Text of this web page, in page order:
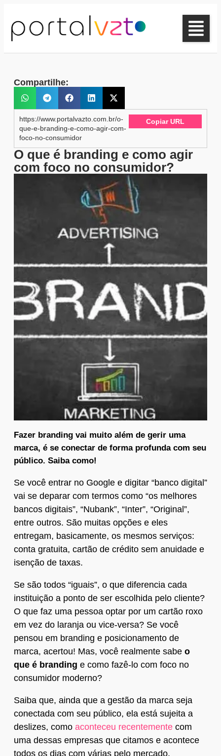
Compartilhe:
https://www.portalvazto.com.br/o-
que-e-branding-e-como-agir-com-
foco-no-consumidor
Copiar URL
O que é branding e como agir
com foco no consumidor?
Fazer branding vai muito além de gerir uma
marca, é se conectar de forma profunda com seu
público. Saiba como!
Se você entrar no Google e digitar “banco digital”
vai se deparar com termos como “os melhores
bancos digitais”, “Nubank”, “Inter”, “Original”,
entre outros. São muitas opções e eles
entregam, basicamente, os mesmos serviços:
conta gratuita, cartão de crédito sem anuidade e
isenção de taxas.
Se são todos “iguais”, o que diferencia cada
instituição a ponto de ser escolhida pelo cliente?
O que faz uma pessoa optar por um cartão roxo
em vez do laranja ou vice-versa? Se você
pensou em branding e posicionamento de
marca, acertou! Mas, você realmente sabe o
que é branding e como fazê-lo com foco no
consumidor moderno?
Saiba que, ainda que a gestão da marca seja
conectada com seu público, ela está sujeita a
deslizes, como aconteceu recentemente com
uma dessas empresas que citamos e acontece
todos os dias com várias pelo mercado.